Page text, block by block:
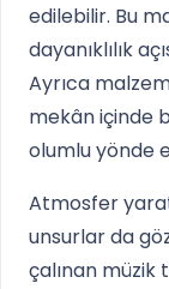
edilebilir. Bu
dayanıklılık
Ayrıca
mekân içinde
olumlu yönde
Atmosfer
unsurlar da
çalınan müzik